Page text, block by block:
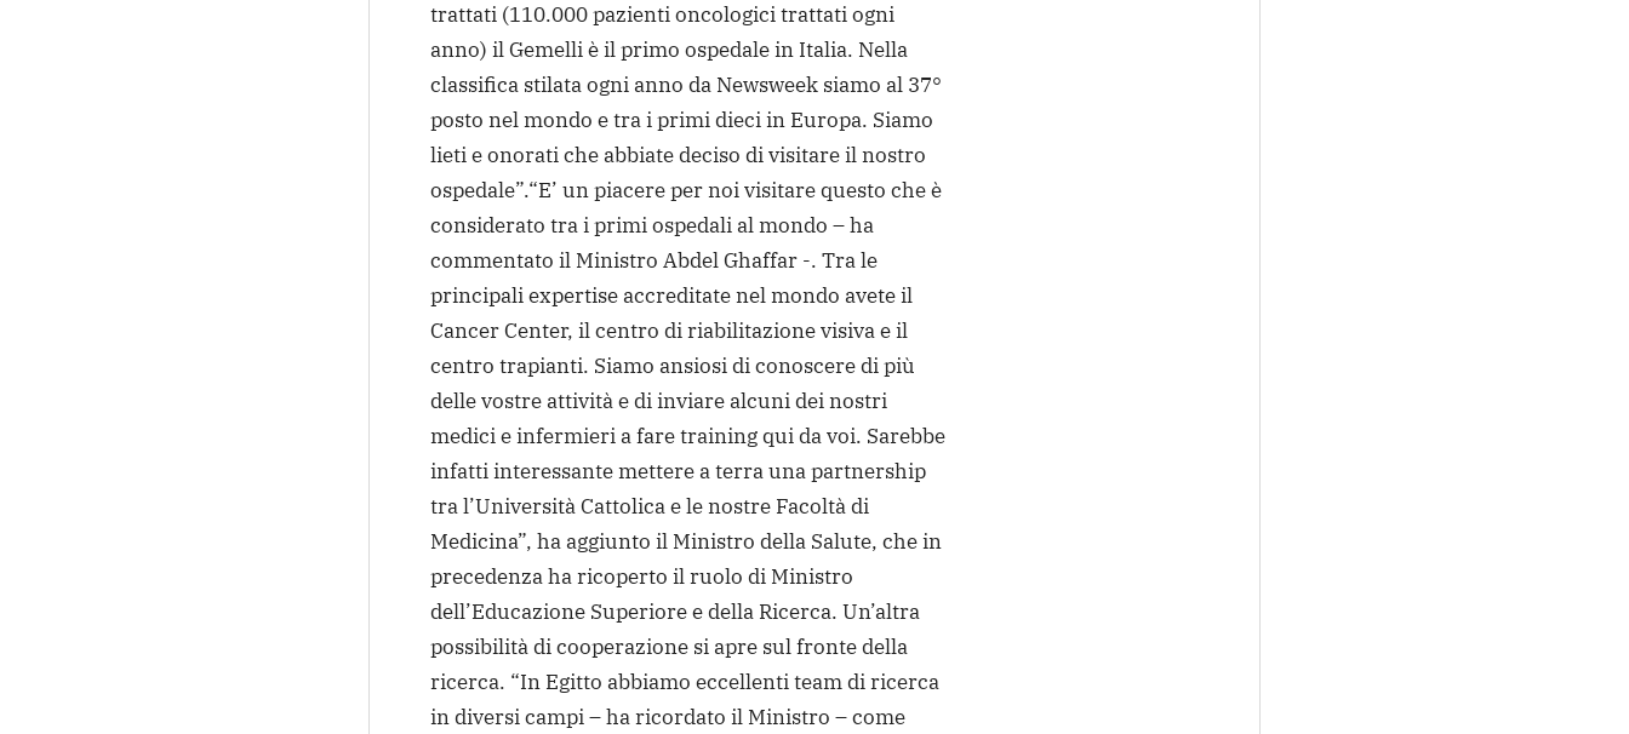
trattati (110.000 pazienti oncologici trattati ogni
anno) il Gemelli è il primo ospedale in Italia. Nella
classifica stilata ogni anno da Newsweek siamo al 37°
posto nel mondo e tra i primi dieci in Europa. Siamo
lieti e onorati che abbiate deciso di visitare il nostro
ospedale”.“E’ un piacere per noi visitare questo che è
considerato tra i primi ospedali al mondo – ha
commentato il Ministro Abdel Ghaffar -. Tra le
principali expertise accreditate nel mondo avete il
Cancer Center, il centro di riabilitazione visiva e il
centro trapianti. Siamo ansiosi di conoscere di più
delle vostre attività e di inviare alcuni dei nostri
medici e infermieri a fare training qui da voi. Sarebbe
infatti interessante mettere a terra una partnership
tra l’Università Cattolica e le nostre Facoltà di
Medicina”, ha aggiunto il Ministro della Salute, che in
precedenza ha ricoperto il ruolo di Ministro
dell’Educazione Superiore e della Ricerca. Un’altra
possibilità di cooperazione si apre sul fronte della
ricerca. “In Egitto abbiamo eccellenti team di ricerca
in diversi campi – ha ricordato il Ministro – come